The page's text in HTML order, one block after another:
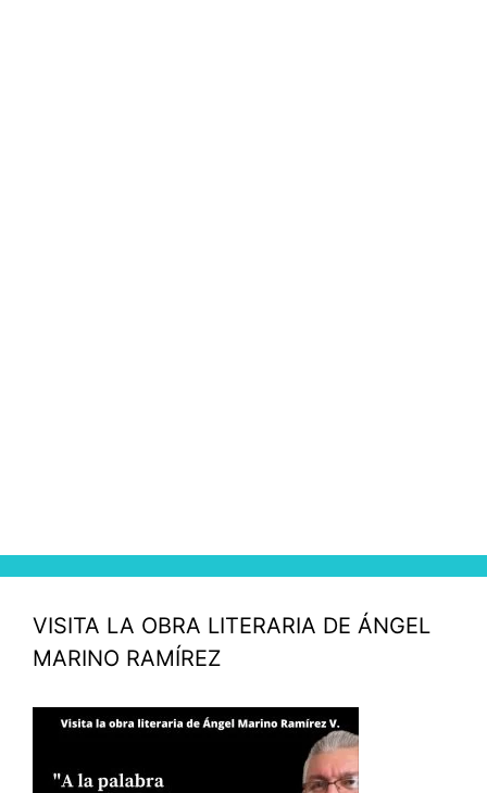
VISITA LA OBRA LITERARIA DE ÁNGEL
MARINO RAMÍREZ